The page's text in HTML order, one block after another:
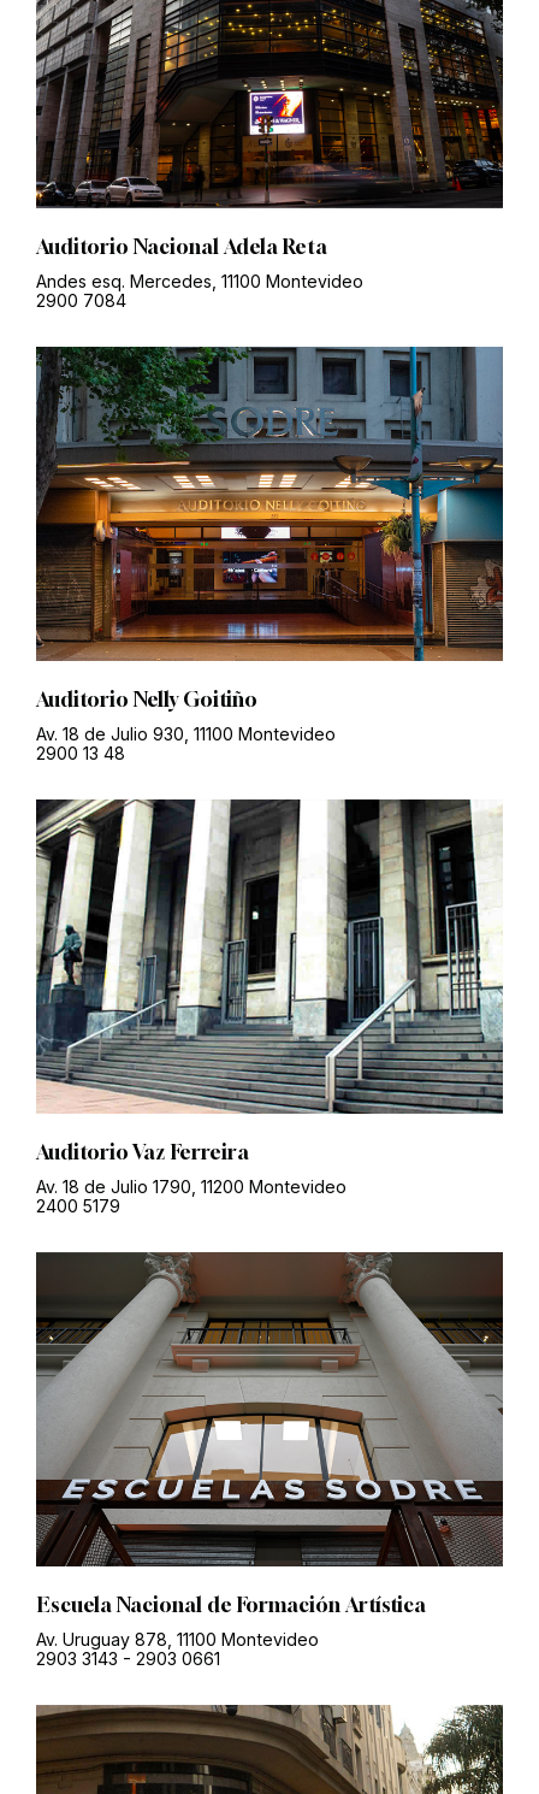
Auditorio Nacional Adela Reta
Andes esq. Mercedes, 11100 Montevideo
2900 7084
Auditorio Nelly Goitiño
Av. 18 de Julio 930, 11100 Montevideo
2900 13 48
Auditorio Vaz Ferreira
Av. 18 de Julio 1790, 11200 Montevideo
2400 5179
Escuela Nacional de Formación Artística
Av. Uruguay 878, 11100 Montevideo
2903 3143 - 2903 0661